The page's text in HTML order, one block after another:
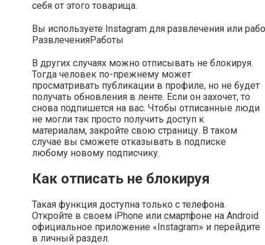
себя от этого товарища.
Вы используете Instagram для развлечения или
РазвлеченияРаботы
В других случаях можно отписывать не блокируя.
Тогда человек по-прежнему может
просматривать публикации в профиле, но не будет
получать обновления в ленте. Если он захочет, то
снова подпишется на вас. Чтобы отписанные люди
не могли так просто получить доступ к
материалам, закройте свою страницу. В таком
случае вы сможете отказывать в подписке
любому новому подписчику.
Как отписать не блокируя
Такая функция доступна только с телефона.
Откройте в своем iPhone или смартфоне на Android
официальное приложение «Instagram» и перейдите
в личный раздел.